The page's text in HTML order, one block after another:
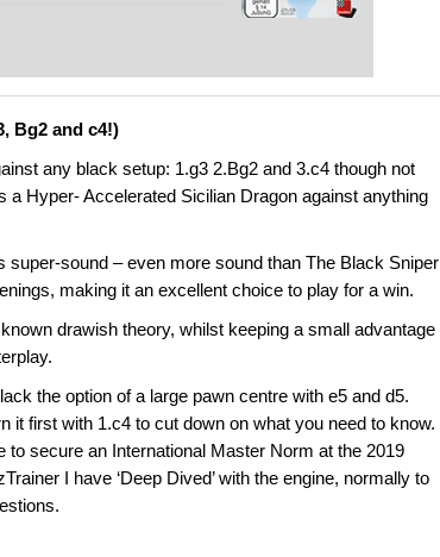
Bg2 and c4!)
any black setup: 1.g3 2.Bg2 and 3.c4 though not
Hyper- Accelerated Sicilian Dragon against anything
sound – even more sound than The Black Sniper
making it an excellent choice to play for a win.
drawish theory, whilst keeping a small advantage
the option of a large pawn centre with e5 and d5.
it first with 1.c4 to cut down on what you need to know.
secure an International Master Norm at the 2019
I have ‘Deep Dived’ with the engine, normally to